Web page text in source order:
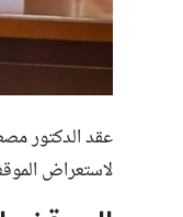
عقد الدكتور
لاستعراض